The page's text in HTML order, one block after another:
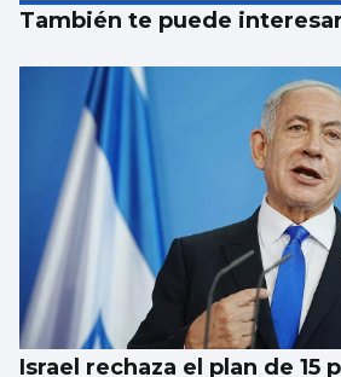
También te puede interesar
Israel rechaza el plan de 15